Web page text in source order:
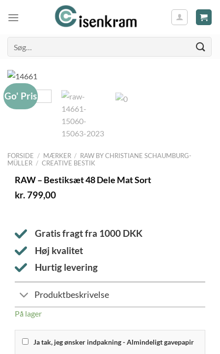
efter:
FORSIDE / MÆRKER / RAW BY CHRISTIANE SCHAUMBURG-
MÜLLER / CREATIVE BESTIK
Go' Pris
RAW – Bestiksæt 48 Dele Mat Sort
kr. 799,00
Gratis fragt fra 1000 DKK
Høj kvalitet
Hurtig levering
Produktbeskrivelse
På lager
Ja tak, jeg ønsker indpakning - Almindeligt gavepapir